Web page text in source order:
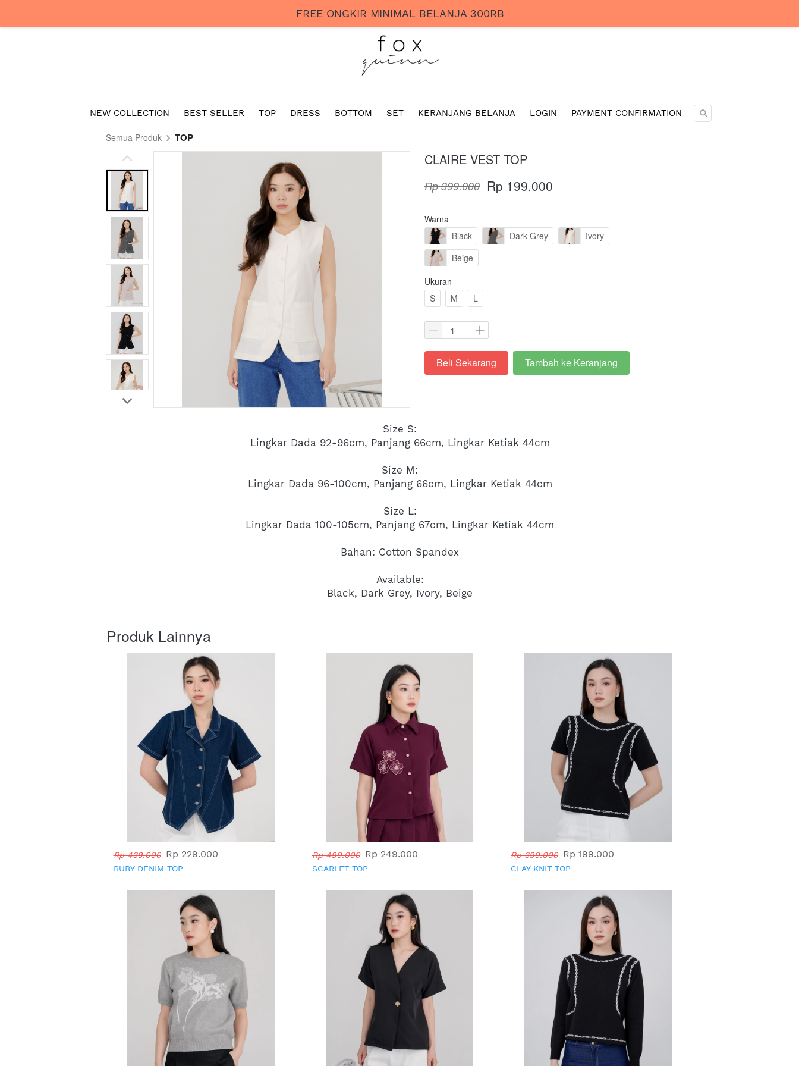
NEW COLLECTION BEST SELLER TOP DRESS BOTTOM SET KERANJANG BELANJA LOGIN PAYMENT CONFIRMATION
Semua Produk TOP
CLAIRE VEST TOP
Rp 399.000 Rp 199.000
Warna
Black
Dark Grey
Ivory
Beige
Ukuran
S
M L
`Beli Sekarang `
Tambah ke Keranjang
Size S:
Lingkar Dada 92-96cm, Panjang 66cm, Lingkar Ketiak 44cm
Size M:
Lingkar Dada 96-100cm, Panjang 66cm, Lingkar Ketiak 44cm
Size L:
Lingkar Dada 100-105cm, Panjang 67cm, Lingkar Ketiak 44cm
Bahan: Cotton Spandex
Available:
Black, Dark Grey, Ivory, Beige
Produk Lainnya
Rp 439.000 Rp 229.000
RUBY DENIM TOP
Rp 499.000 Rp 249.000
SCARLET TOP
Rp 399.000 Rp 199.000
CLAY KNIT TOP
FREE ONGKIR MINIMAL BELANJA 300RB